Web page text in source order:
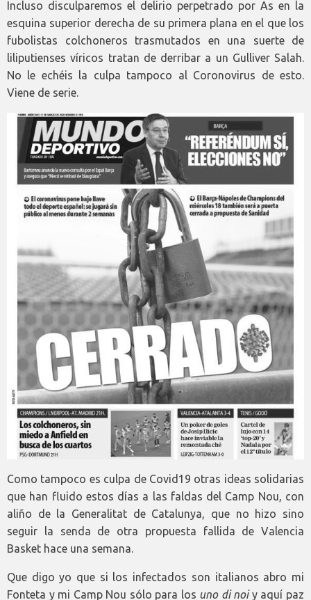
Incluso disculparemos el delirio perpetrado por As en la
esquina superior derecha de su primera plana en el que los
fubolistas colchoneros trasmutados en una suerte de
liliputienses víricos tratan de derribar a un Gulliver Salah.
No le echéis la culpa tampoco al Coronovirus de esto.
Viene de serie.
Como tampoco es culpa de Covid19 otras ideas solidarias
que han fluido estos días a las faldas del Camp Nou, con
aliño de la Generalitat de Catalunya, que no hizo sino
seguir la senda de otra propuesta fallida de Valencia
Basket hace una semana.
Que digo yo que si los infectados son italianos abro mi
Fonteta y mi Camp Nou sólo para los uno di noiy aquí paz